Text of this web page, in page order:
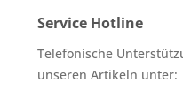
Service Hotline
Telefonische
unseren Artikeln unter: